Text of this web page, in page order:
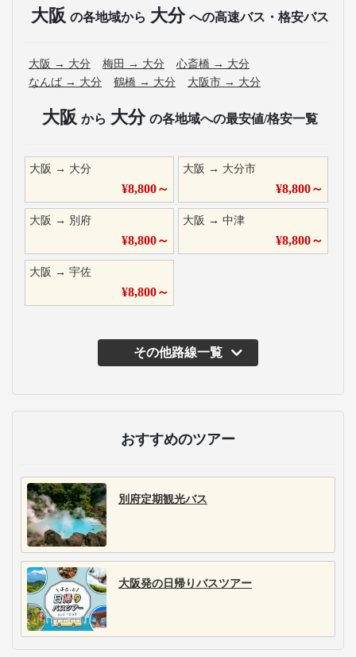
大阪 の各地域から 大分 への高速バス・格安バス
大阪 → 大分 梅田 → 大分 心斎橋 → 大分
なんば → 大分 鶴橋 → 大分 大阪市 → 大分
大阪 から 大分 の各地域への最安値/格安一覧
大阪 → 大分
¥8,800～
大阪 → 大分市
¥8,800～
大阪 → 別府
¥8,800～
大阪 →中津
¥8,800～
大阪 → 宇佐
¥8,800～
その他路線一覧
主な運行バス会社
近鉄バス
近鉄バスは、大阪関
東、北陸、関西、中
国、四国、九州方面を
結ぶ高速バスを20路線
大分バス